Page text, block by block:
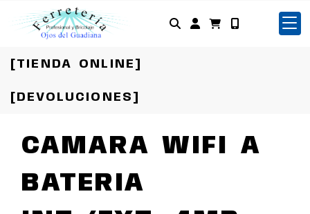
Identifícate
[TIENDA ONLINE]
[DEVOLUCIONES]
CAMARA WIFI A
BATERIA